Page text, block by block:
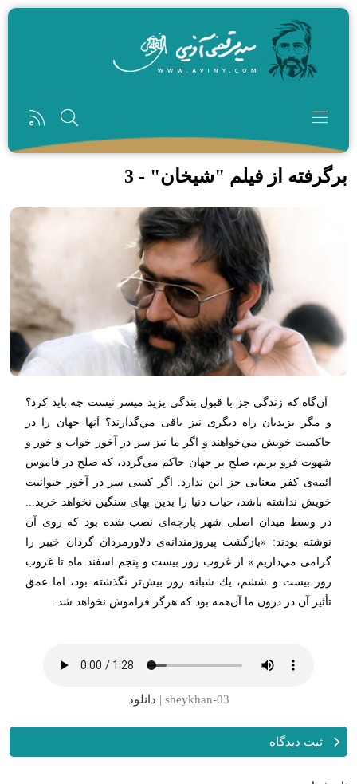
رفتن به محتوای اصلی
برگرفته از فیلم "شیخان" - 3
‌‌ آن‌گاه كه زندگی جز با قبول بندگی یزید میسر نیست چه باید كرد؟
و مگر یزیدیان راه دیگری نیز باقی مي‌گذارند؟ آنها جهان را در
حاكمیت خویش مي‌خواهند و اگر ما نیز سر در آخور خواب و خور و
شهوت فرو بریم، صلح بر جهان حاكم مي‌گردد، كه صلح در قاموس
ائمه‌ی كفر معنایی جز این ندارد. اگر كسی سر در آخور حیوانیت
خویش نداشته باشد، حیات دنیا را بدین بهای سنگین نخواهد خرید...
در وسط میدان اصلی شهر پارچه‌ای نصب شده بود كه روی آن
نوشته بودند: «بازگشت پیروزمندانه‌ی دلاورمردان گردان خیبر را
گرامی مي‌داریم.» از غروب روز بیست و پنجم اسفند ماه تا غروب
روز بیست و ششم، یك شبانه روز بیش‌تر نگذشته بود، اما عمق
تأثیر آن در درون ما آن‌همه بود كه هرگز فراموش نخواهد شد.
sheykhan-03 | دانلود
ثبت دیدگاه